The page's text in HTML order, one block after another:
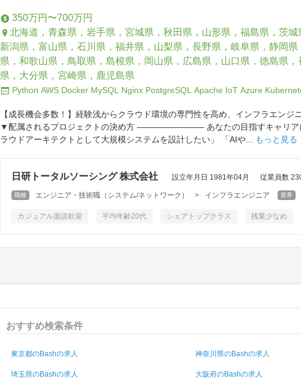
350万円〜700万円
北海道，青森県，岩手県，宮城県，秋田県，山形県，福島県，茨
新潟県，富山県，石川県，福井県，山梨県，長野県，岐阜県，静岡
県，和歌山県，鳥取県，島根県，岡山県，広島県，山口県，徳島県
県，大分県，宮崎県，鹿児島県
Python AWS Docker MySQL Nginx PostgreSQL Apache IoT Azure
【成長機会多数！】経験浅からクラウド環境の専門性を高め、インフラ
▼配属されるプロジェクトの決め方 ―――――――― あなたの目指すキャリアに
ラウドアーキテクトとして大規模システムを設計したい」 「AIや...
もっと見る
日研トータルソーシング 株式会社 設立年月日 1981年04月 従業員数
職種 エンジニア・技術職（システム/ネットワーク） > インフラエンジニア 業界
カジュアル面談歓迎 平均年齢20代 シェアトップクラス 残業少なめ
おすすめ検索条件
東京都のBashの求人 神奈川県のBashの求人
埼玉県のBashの求人 大阪府のBashの求人